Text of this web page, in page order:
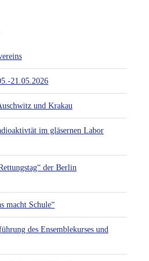
21.05.2026
und Krakau
im gläsernen Labor
der Berlin
macht Schule“
des Ensemblekurses und